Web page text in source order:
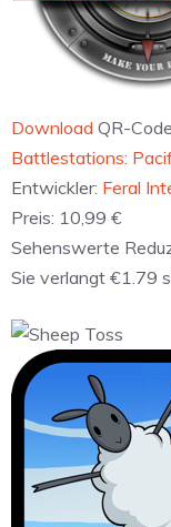
Download QR-Code
Battlestations:
Entwickler: Feral
Preis: 10,99 €
Sehenswerte
Sie verlangt €1.79